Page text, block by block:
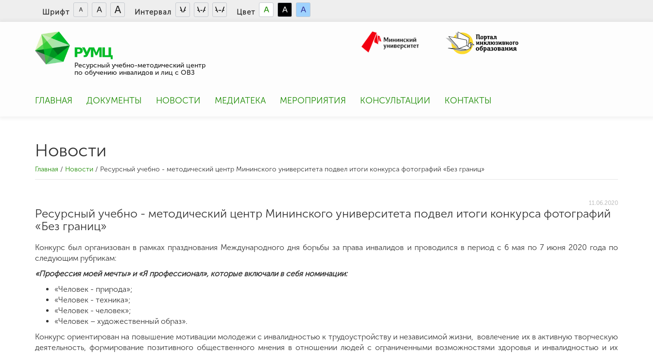
Шрифт Интервал Цвет
Ресурсный учебно-методический центр
по обучению инвалидов и лиц с ОВЗ
ГЛАВНАЯ ДОКУМЕНТЫ НОВОСТИ МЕДИАТЕКА МЕРОПРИЯТИЯ КОНСУЛЬТАЦИИ КОНТАКТЫ
Новости
Главная / Новости / Ресурсный учебно - методический центр Мининского университета подвел итоги конкурса фотографий «Без границ»
11.06.2020
Ресурсный учебно - методический центр Мининского университета подвел итоги конкурса фотографий
«Без границ»
Конкурс был организован в рамках празднования Международного дня борьбы за права инвалидов и проводился в период с 6 мая по 7 июня 2020 года по
следующим рубрикам:
«Профессия моей мечты» и «Я профессионал», которые включали в себя номинации:
«Человек - природа»;
«Человек - техника»;
«Человек - человек»;
«Человек – художественный образ».
Конкурс ориентирован на повышение мотивации молодежи с инвалидностью к трудоустройству и независимой жизни, вовлечение их в активную творческую
деятельность, формирование позитивного общественного мнения в отношении людей с ограниченными возможностями здоровья и инвалидностью и их